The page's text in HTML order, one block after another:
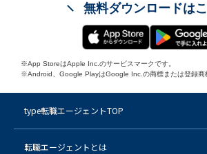
無料ダウンロードは
※App StoreはApple Inc.のサービスマークです。
※Android、Google PlayはGoogle Inc.の商標または登録商
type転職エージェントTOP
転職エージェントとは